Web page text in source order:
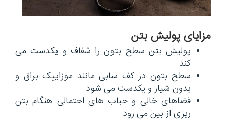
مزایای پولیش بتن
پولیش بتن سطح بتون را شفاف و یکدست می
کند
سطح بتون در کف سابی مانند موزاییک براق و
بدون شیار و یکدست می شود
فضاهای خالی و حباب های احتمالی هنگام بتن
ریزی از بین می رود